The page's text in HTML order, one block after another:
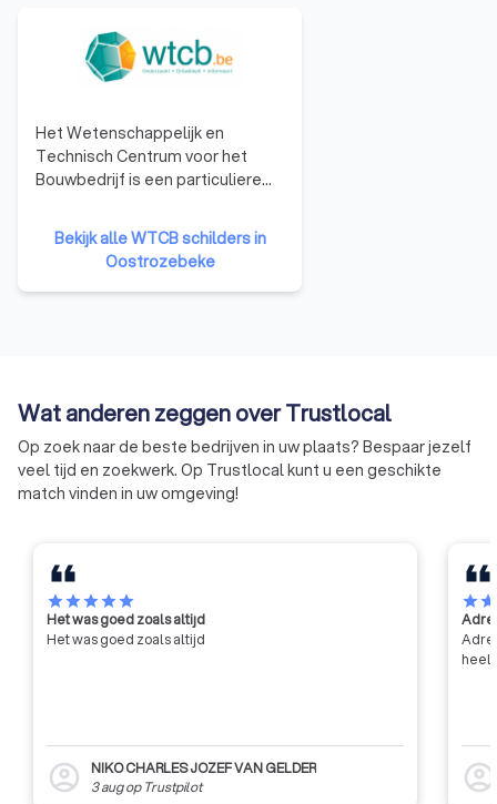
Het Wetenschappelijk en
Technisch Centrum voor het
Bouwbedrijf is een particuliere
in 1960 om het toegepaste
onderzoek in de industrie te
bevorderen en zo het
concurrentievermogen te
verlenen van technische
voorlichting, bijstand en advies
aan zijn leden, en het bijdragen
tot de algemene innovatie en
ontwikkeling in de bouwsector,
van de industrie en de overheid.
Bekijk alle WTCB schilders in
Oostrozebeke
Wat anderen zeggen over Trustlocal
Op zoek naar de beste bedrijven in uw plaats? Bespaar jezelf
veel tijd en zoekwerk. Op Trustlocal kunt u een geschikte
match vinden in uw omgeving!
starstarstarstarstar
Het was goed zoals altijd
Het was goed zoals altijd
account_circle
NIKO CHARLES JOZEF VAN GELDER
3 augop Trustpilot
starstar
heel
account_circle